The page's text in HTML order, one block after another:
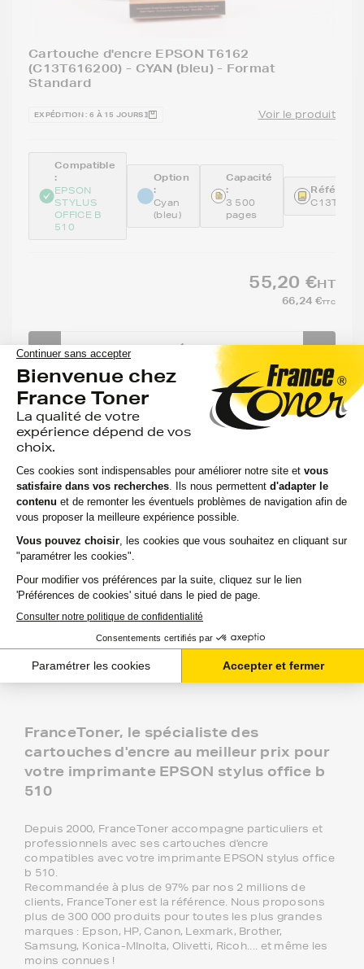
Cartouche d'encre EPSON T6162
(C13T616200) - CYAN (bleu) - Format
Standard
EXPÉDITION : 6 À 15 JOURS Voir le produit
Compatible
:
EPSON
STYLUS
OFFICE B
510
Option
:
Cyan
(bleu)
Capacité
:
3 500
pages
55,20 €HT
66,24 €TTC
- +
Ajouter au panier
Aide & conseils
Qu'est ce qu'une cartouche compatible ?
Est ce qu'utiliser une cartouche compatible risque
d'abimer mon imprimante ?
Utiliser une cartouche compatible annule t'elle ma
FranceToner, le spécialiste des
cartouches d'encre au meilleur prix pour
votre imprimante EPSON stylus office b
510
Depuis 2000, FranceToner accompagne particuliers et
professionnels avec ses cartouches d'encre
compatibles avec votre imprimante EPSON stylus office
b 510.
Recommandée à plus de 97% par nos 2 millions de
clients, FranceToner est la référence. Nous proposons
plus de 300 000 produits pour toutes les plus grandes
marques : Epson, HP, Canon, Lexmark, Brother,
Samsung, Konica-MInolta, Olivetti, Ricoh.... et même les
moins connues !